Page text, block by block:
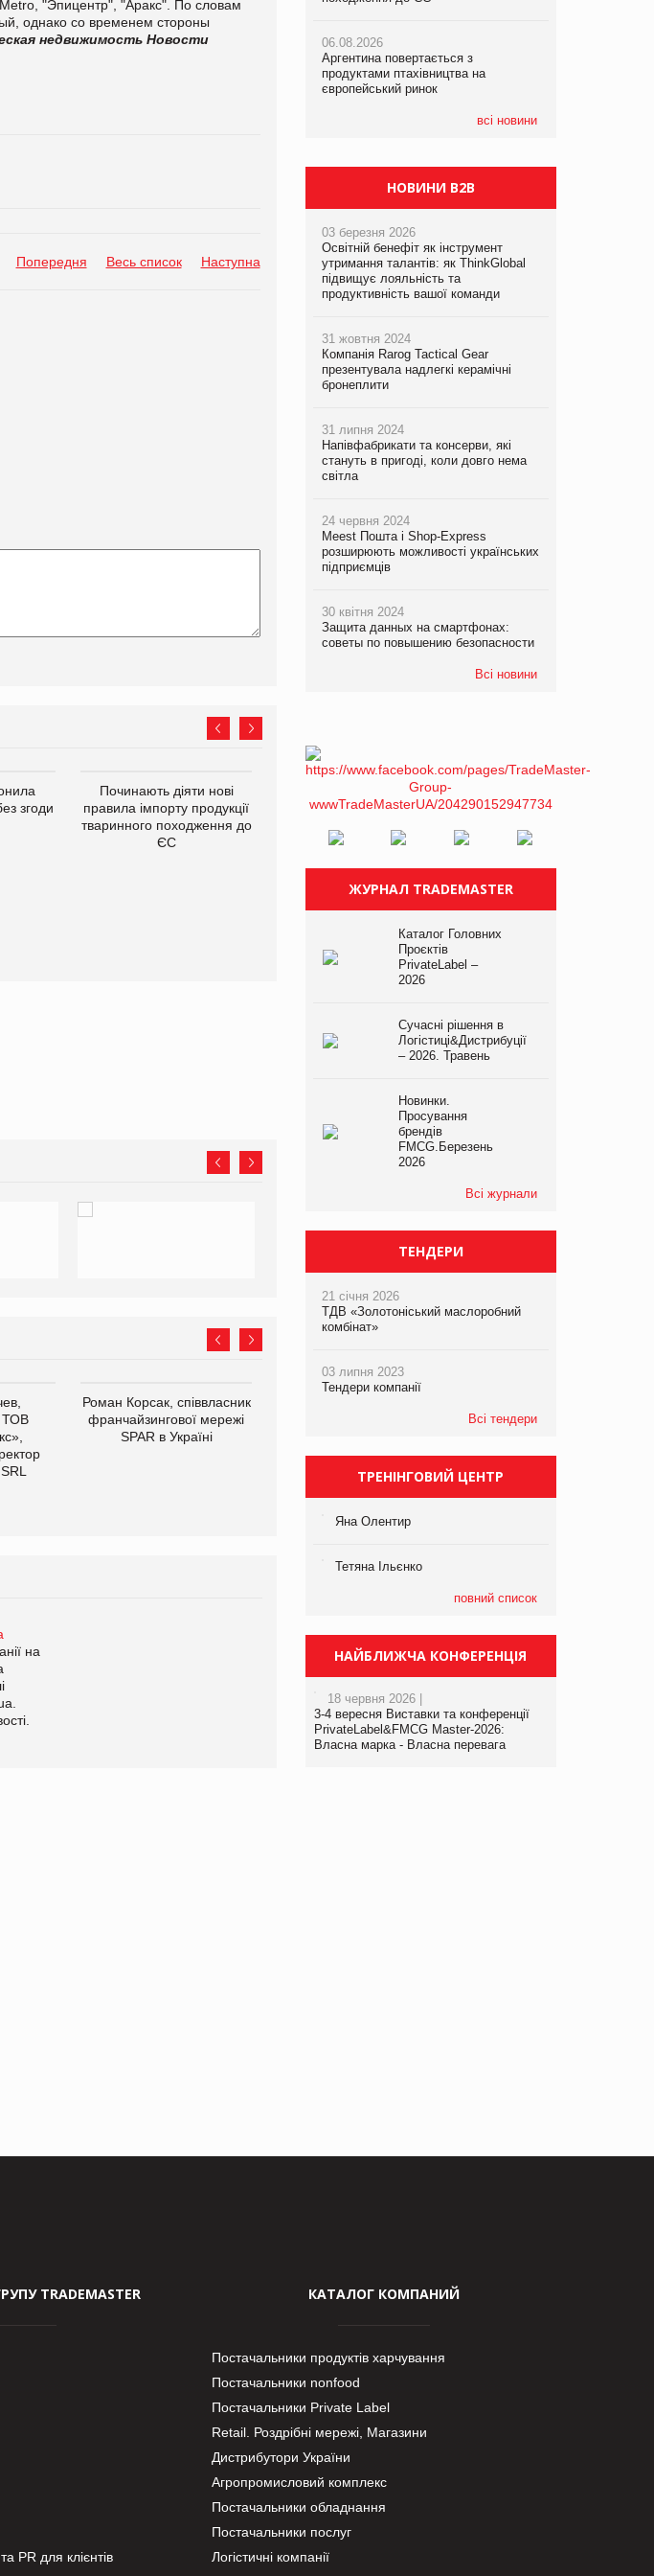
"Эпицентр", "Аракс". По словам
однако со временем стороны
недвижимость Новости
Попередня Весь список Наступна
згоди
Починають діяти нові
правила імпорту продукції
тваринного походження до
ЄС
Аргентина повертається з
продуктами птахівництва
світових цін на
ТОВ
Роман Корсак, співвласник
франчайзингової мережі
SPAR в Україні
виробництва
компанії «УкраМарин»
на
Брагина Людмила
Просування компанії на
www.trademaster.ua.
правила. Особливості.
06.08.2026
Аргентина повертається з
продуктами птахівництва на
європейський ринок
всі новини
06.08.2026
Аргентина повертається з
продуктами птахівництва на
європейський ринок
06.08.2026
Аргентина повертається з
продуктами птахівництва на
європейський ринок
НОВИНИ B2B
03 березня 2026
Освітній бенефіт як інструмент
утримання талантів: як ThinkGlobal
підвищує лояльність та
продуктивність вашої команди
31 жовтня 2024
Компанія Rarog Tactical Gear
презентувала надлегкі керамічні
бронеплити
31 липня 2024
Напівфабрикати та консерви, які
стануть в пригоді, коли довго нема
світла
24 червня 2024
Meest Пошта і Shop-Express
розширюють можливості українських
підприємців
30 квітня 2024
Защита данных на смартфонах:
советы по повышению безопасности
Всі новини
ЖУРНАЛ TRADEMASTER
Каталог Головних
Проєктів
PrivateLabel –
2026
Сучасні рішення в
Логістиці&Дистрибуції
– 2026. Травень
Новинки.
Просування
брендів
FMCG.Березень
2026
Всі журнали
ТЕНДЕРИ
21 січня 2026
ТДВ «Золотоніський маслоробний
комбінат»
03 липня 2023
Тендери компанії
Всі тендери
ТРЕНІНГОВИЙ ЦЕНТР
Яна Олентир
Тетяна Ільєнко
повний список
НАЙБЛИЖЧА КОНФЕРЕНЦІЯ
18 червня 2026 |
3-4 вересня Виставки та конференції
PrivateLabel&FMCG Master-2026:
Власна марка - Власна перевага
TRADEMASTER
PR для клієнтів
КАТАЛОГ КОМПАНИЙ
Постачальники продуктів харчування
Постачальники nonfood
Постачальники Private Label
Retail. Роздрібні мережі, Магазини
Дистрибутори України
Агропромисловий комплекс
Постачальники обладнання
Постачальники послуг
Логістичні компанії